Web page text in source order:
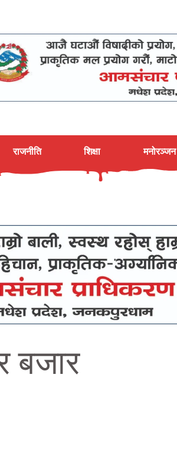
राजनीति शिक्षा मनोरञ्जन
बजार